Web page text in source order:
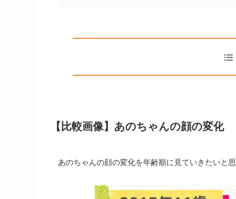
【比較画像】あのちゃんの顔の変化
あのちゃんの顔の変化を年齢順に見ていきたいと思